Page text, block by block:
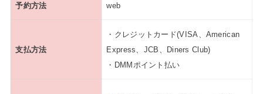
予約方法 web
支払方法
・クレジットカード(VISA、American
Express、JCB、Diners Club)
・DMMポイント払い